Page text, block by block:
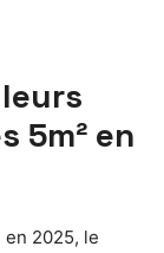
5m² en
en 2025, le